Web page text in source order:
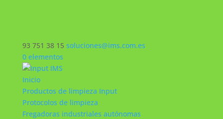
93 751 38 15 soluciones@ims.com.es
0 elementos
Inicio
Productos de limpieza Input
Protocolos de limpieza
Fregadoras industriales autónomas